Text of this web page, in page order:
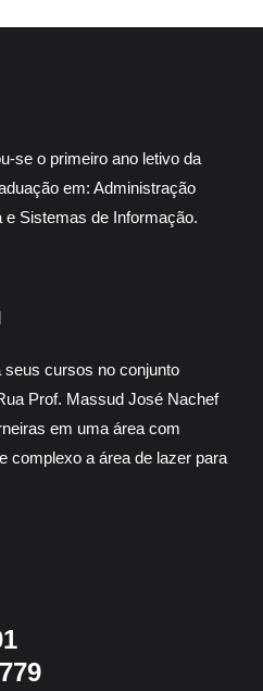
se o primeiro ano letivo da
em: Administração
Sistemas de Informação.
seus cursos no conjunto
Prof. Massud José Nachef
em uma área com
complexo a área de lazer para